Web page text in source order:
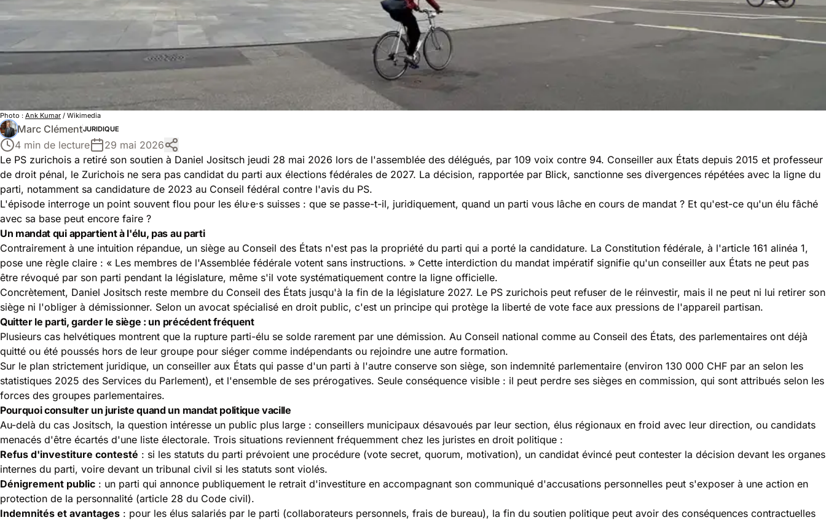
Photo : Ank Kumar / Wikimedia
Marc ClémentJURIDIQUE
4 min de lecture
29 mai 2026
Le PS zurichois a retiré son soutien à Daniel Jositsch jeudi 28 mai 2026 lors de l'assemblée des délégués, par 109 voix contre 94. Conseiller aux États depuis 2015 et professeur
de droit pénal, le Zurichois ne sera pas candidat du parti aux élections fédérales de 2027. La décision, rapportée par Blick, sanctionne ses divergences répétées avec la ligne du
parti, notamment sa candidature de 2023 au Conseil fédéral contre l'avis du PS.
L'épisode interroge un point souvent flou pour les élu·e·s suisses : que se passe-t-il, juridiquement, quand un parti vous lâche en cours de mandat ? Et qu'est-ce qu'un élu fâché
avec sa base peut encore faire ?
Un mandat qui appartient à l'élu, pas au parti
Contrairement à une intuition répandue, un siège au Conseil des États n'est pas la propriété du parti qui a porté la candidature. La Constitution fédérale, à l'article 161 alinéa 1,
pose une règle claire : « Les membres de l'Assemblée fédérale votent sans instructions. » Cette interdiction du mandat impératif signifie qu'un conseiller aux États ne peut pas
être révoqué par son parti pendant la législature, même s'il vote systématiquement contre la ligne officielle.
Concrètement, Daniel Jositsch reste membre du Conseil des États jusqu'à la fin de la législature 2027. Le PS zurichois peut refuser de le réinvestir, mais il ne peut ni lui retirer son
siège ni l'obliger à démissionner. Selon un avocat spécialisé en droit public, c'est un principe qui protège la liberté de vote face aux pressions de l'appareil partisan.
Quitter le parti, garder le siège : un précédent fréquent
Plusieurs cas helvétiques montrent que la rupture parti-élu se solde rarement par une démission. Au Conseil national comme au Conseil des États, des parlementaires ont déjà
quitté ou été poussés hors de leur groupe pour siéger comme indépendants ou rejoindre une autre formation.
Sur le plan strictement juridique, un conseiller aux États qui passe d'un parti à l'autre conserve son siège, son indemnité parlementaire (environ 130 000 CHF par an selon les
statistiques 2025 des Services du Parlement), et l'ensemble de ses prérogatives. Seule conséquence visible : il peut perdre ses sièges en commission, qui sont attribués selon les
forces des groupes parlementaires.
Pourquoi consulter un juriste quand un mandat politique vacille
Au-delà du cas Jositsch, la question intéresse un public plus large : conseillers municipaux désavoués par leur section, élus régionaux en froid avec leur direction, ou candidats
menacés d'être écartés d'une liste électorale. Trois situations reviennent fréquemment chez les juristes en droit politique :
Refus d'investiture contesté : si les statuts du parti prévoient une procédure (vote secret, quorum, motivation), un candidat évincé peut contester la décision devant les organes
internes du parti, voire devant un tribunal civil si les statuts sont violés.
Dénigrement public : un parti qui annonce publiquement le retrait d'investiture en accompagnant son communiqué d'accusations personnelles peut s'exposer à une action en
protection de la personnalité (article 28 du Code civil).
Indemnités et avantages : pour les élus salariés par le parti (collaborateurs personnels, frais de bureau), la fin du soutien politique peut avoir des conséquences contractuelles